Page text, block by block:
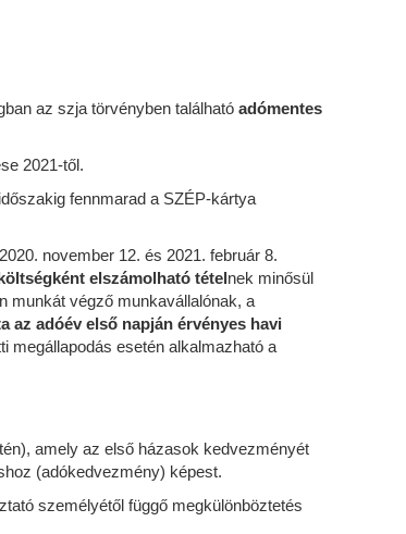
az szja törvényben található adómentes
2021-től.
fennmarad a SZÉP-kártya
november 12. és 2021. február 8.
elszámolható tételnek minősül
munkát végző munkavállalónak, a
az adóév első napján érvényes havi
megállapodás esetén alkalmazható a
amely az első házasok kedvezményét
(adókedvezmény) képest.
személyétől függő megkülönböztetés